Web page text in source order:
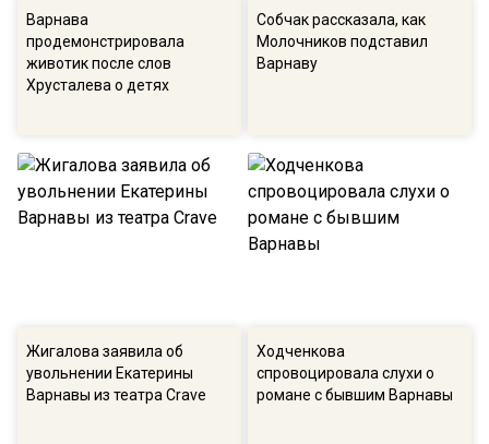
Варнава
продемонстрировала
животик после слов
Хрусталева о детях
Собчак рассказала, как
Молочников подставил
Варнаву
Жигалова заявила об
увольнении Екатерины
Варнавы из театра Crave
Ходченкова
спровоцировала слухи о
романе с бывшим Варнавы